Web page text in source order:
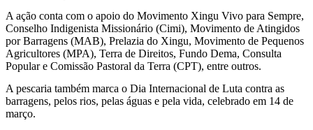
A ação conta com o apoio do Movimento Xingu Vivo para Sempre,
Conselho Indigenista Missionário (Cimi), Movimento de Atingidos
por Barragens (MAB), Prelazia do Xingu, Movimento de Pequenos
Agricultores (MPA), Terra de Direitos, Fundo Dema, Consulta
Popular e Comissão Pastoral da Terra (CPT), entre outros.
A pescaria também marca o Dia Internacional de Luta contra as
barragens, pelos rios, pelas águas e pela vida, celebrado em 14 de
março.